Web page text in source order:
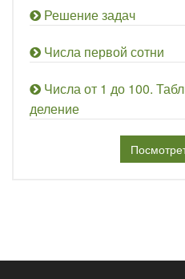
Решение задач
Числа первой сотни
Числа от 1 до 100.
деление